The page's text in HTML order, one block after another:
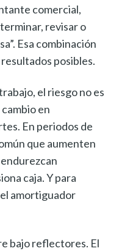
comercial,
revisar o
Esa combinación
posibles.
el riesgo no es
en
En periodos de
que aumenten
caja. Y para
el amortiguador
bajo reflectores. El